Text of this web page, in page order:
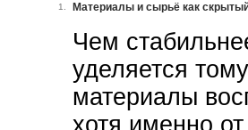
1. Материалы и сырьё как
Чем
уделяется
материалы